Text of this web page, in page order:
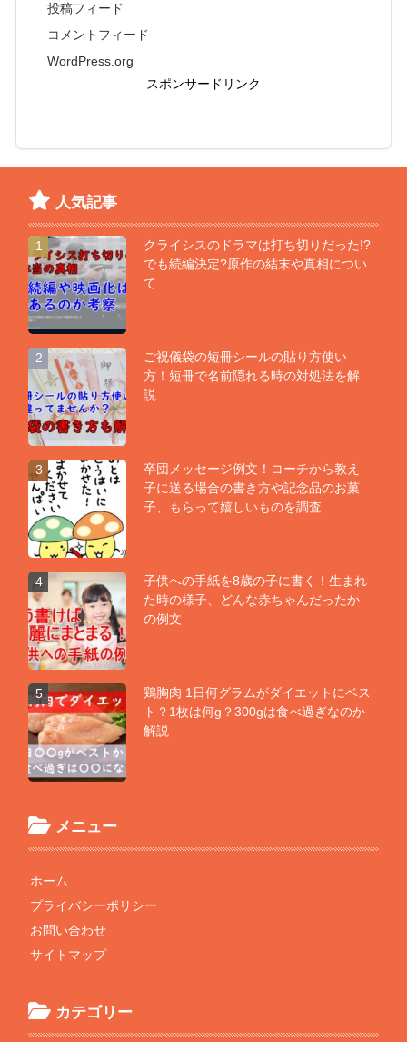
投稿フィード
コメントフィード
WordPress.org
スポンサードリンク
人気記事
1
クライシスのドラマは打ち切りだった!?
でも続編決定?原作の結末や真相につい
て
2
ご祝儀袋の短冊シールの貼り方使い
方！短冊で名前隠れる時の対処法を解
説
3
卒団メッセージ例文！コーチから教え
子に送る場合の書き方や記念品のお菓
子、もらって嬉しいものを調査
4
子供への手紙を8歳の子に書く！生まれ
た時の様子、どんな赤ちゃんだったか
の例文
5
鶏胸肉 1日何グラムがダイエットにベス
ト？1枚は何g？300gは食べ過ぎなのか
解説
メニュー
ホーム
プライバシーポリシー
お問い合わせ
サイトマップ
カテゴリー